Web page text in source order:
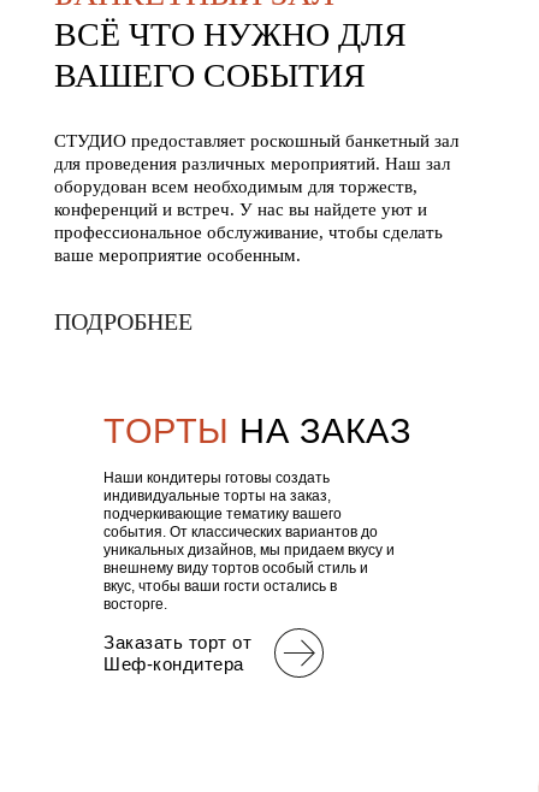
ВСЁ ЧТО НУЖНО ДЛЯ
ВАШЕГО СОБЫТИЯ
СТУДИО предоставляет роскошный банкетный зал
для проведения различных мероприятий. Наш зал
оборудован всем необходимым для торжеств,
конференций и встреч. У нас вы найдете уют и
профессиональное обслуживание, чтобы сделать
ваше мероприятие особенным.
ПОДРОБНЕЕ
Заказать торт от
Шеф-кондитера
Наши кондитеры готовы создать
индивидуальные торты на заказ,
подчеркивающие тематику вашего
события. От классических вариантов до
уникальных дизайнов, мы придаем вкусу и
внешнему виду тортов особый стиль и
вкус, чтобы ваши гости остались в
восторге.
ТОРТЫ НА ЗАКАЗ